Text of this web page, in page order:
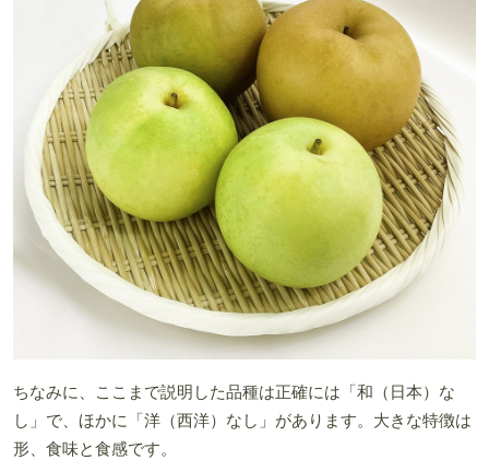
ちなみに、ここまで説明した品種は正確には「和（日本）な
し」で、ほかに「洋（西洋）なし」があります。大きな特徴は
形、食味と食感です。